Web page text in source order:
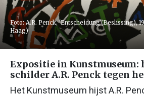
Foto: A.R. Penck, 'Entscheidung'(Beslissing),
Haag)
Expositie in Kunstmuseum:
schilder A.R. Penck tegen
Het Kunstmuseum hijst A.R.